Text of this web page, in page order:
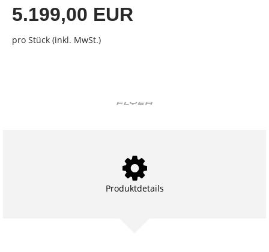
5.199,00 EUR
pro Stück (inkl. MwSt.)
Produktdetails